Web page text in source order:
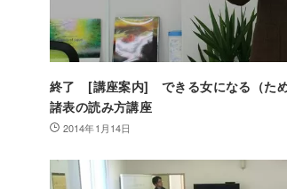
終了 [講座案内] できる女になる（た
諸表の読み方講座
2014年1月14日